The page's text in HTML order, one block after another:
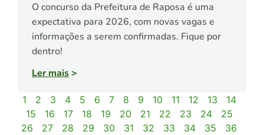
O concurso da Prefeitura de Raposa é uma
expectativa para 2026, com novas vagas e
informações a serem confirmadas. Fique por
dentro!
Ler mais>
1 2 3 4 5 6 7 8 9 10 11 12 13
14
15
16 17 18 19 20 21 22 23 24
25
26
27 28 29 30 31 32 33 34 35
36